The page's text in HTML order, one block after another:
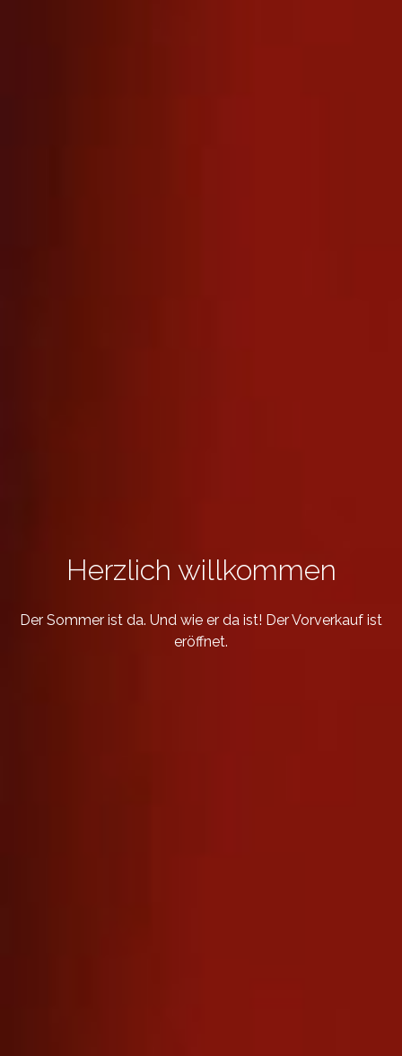
Herzlich willkommen
Der Sommer ist da. Und wie er da ist! Der Vorverkauf ist
eröffnet.